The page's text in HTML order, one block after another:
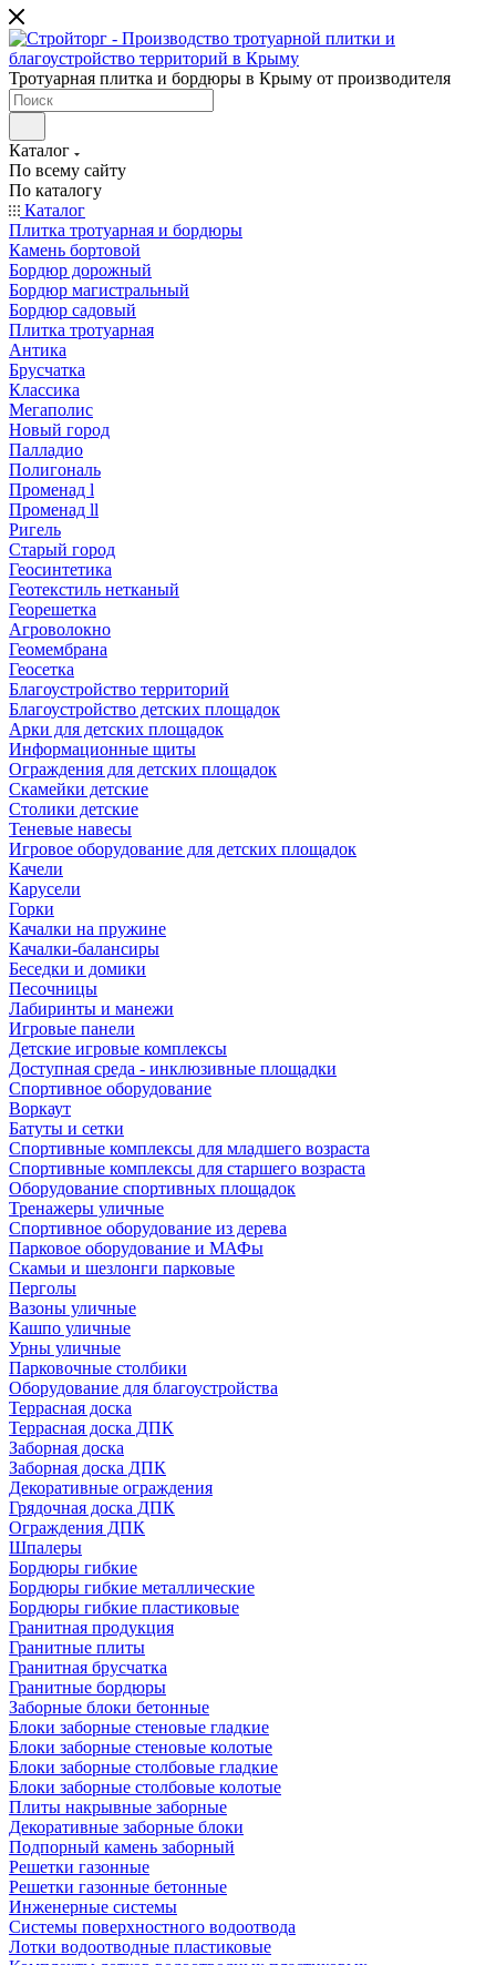
Тротуарная плитка и бордюры в Крыму от производителя
Каталог
По всему сайту
По каталогу
Каталог
Плитка тротуарная и бордюры
Камень бортовой
Бордюр дорожный
Бордюр магистральный
Бордюр садовый
Плитка тротуарная
Антика
Брусчатка
Классика
Мегаполис
Новый город
Палладио
Полигональ
Променад l
Променад ll
Ригель
Старый город
Геосинтетика
Геотекстиль нетканый
Георешетка
Агроволокно
Геомембрана
Геосетка
Благоустройство территорий
Благоустройство детских площадок
Арки для детских площадок
Информационные щиты
Ограждения для детских площадок
Скамейки детские
Столики детские
Теневые навесы
Игровое оборудование для детских площадок
Качели
Карусели
Горки
Качалки на пружине
Качалки-балансиры
Беседки и домики
Песочницы
Лабиринты и манежи
Игровые панели
Детские игровые комплексы
Доступная среда - инклюзивные площадки
Спортивное оборудование
Воркаут
Батуты и сетки
Спортивные комплексы для младшего возраста
Спортивные комплексы для старшего возраста
Оборудование спортивных площадок
Тренажеры уличные
Спортивное оборудование из дерева
Парковое оборудование и МАФы
Скамьи и шезлонги парковые
Перголы
Вазоны уличные
Кашпо уличные
Урны уличные
Парковочные столбики
Оборудование для благоустройства
Террасная доска
Террасная доска ДПК
Заборная доска
Заборная доска ДПК
Декоративные ограждения
Грядочная доска ДПК
Ограждения ДПК
Шпалеры
Бордюры гибкие
Бордюры гибкие металлические
Бордюры гибкие пластиковые
Гранитная продукция
Гранитные плиты
Гранитная брусчатка
Гранитные бордюры
Заборные блоки бетонные
Блоки заборные стеновые гладкие
Блоки заборные стеновые колотые
Блоки заборные столбовые гладкие
Блоки заборные столбовые колотые
Плиты накрывные заборные
Декоративные заборные блоки
Подпорный камень заборный
Решетки газонные
Решетки газонные бетонные
Инженерные системы
Системы поверхностного водоотвода
Лотки водоотводные пластиковые